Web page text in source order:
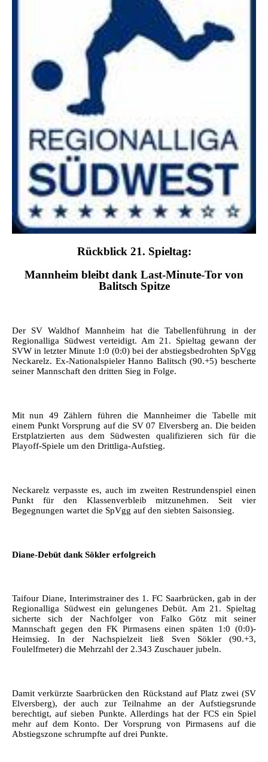
Rückblick 21. Spieltag:
Mannheim bleibt dank Last-Minute-Tor von
Balitsch Spitze
Der SV Waldhof Mannheim hat die Tabellenführung in der
Regionalliga Südwest verteidigt. Am 21. Spieltag gewann der
SVW in letzter Minute 1:0 (0:0) bei der abstiegsbedrohten SpVgg
Neckarelz. Ex-Nationalspieler Hanno Balitsch (90.+5) bescherte
seiner Mannschaft den dritten Sieg in Folge.
Mit nun 49 Zählern führen die Mannheimer die Tabelle mit
einem Punkt Vorsprung auf die SV 07 Elversberg an. Die beiden
Erstplatzierten aus dem Südwesten qualifizieren sich für die
Playoff-Spiele um den Drittliga-Aufstieg.
Neckarelz verpasste es, auch im zweiten Restrundenspiel einen
Punkt für den Klassenverbleib mitzunehmen. Seit vier
Begegnungen wartet die SpVgg auf den siebten Saisonsieg.
Diane-Debüt dank Sökler erfolgreich
Taifour Diane, Interimstrainer des 1. FC Saarbrücken, gab in der
Regionalliga Südwest ein gelungenes Debüt. Am 21. Spieltag
sicherte sich der Nachfolger von Falko Götz mit seiner
Mannschaft gegen den FK Pirmasens einen späten 1:0 (0:0)-
Heimsieg. In der Nachspielzeit ließ Sven Sökler (90.+3,
Foulelfmeter) die Mehrzahl der 2.343 Zuschauer jubeln.
Damit verkürzte Saarbrücken den Rückstand auf Platz zwei (SV
Elversberg), der auch zur Teilnahme an der Aufstiegsrunde
berechtigt, auf sieben Punkte. Allerdings hat der FCS ein Spiel
mehr auf dem Konto. Der Vorsprung von Pirmasens auf die
Abstiegszone schrumpfte auf drei Punkte.